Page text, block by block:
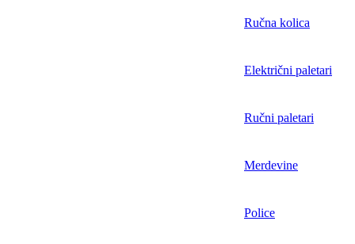
Ručna kolica
Električni paletari
Ručni paletari
Merdevine
Police